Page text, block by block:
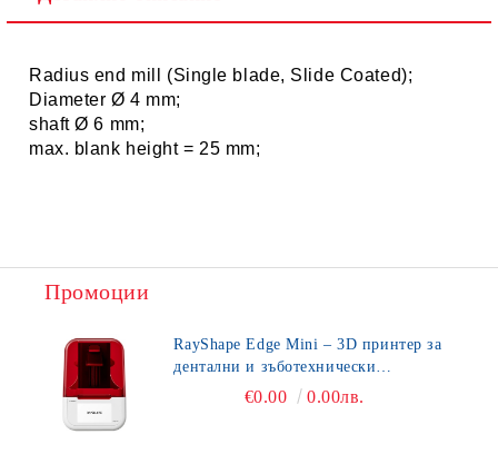
Radius end mill (Single blade, Slide Coated);
Diameter Ø 4 mm;
shaft Ø 6 mm;
max. blank height = 25 mm;
Промоции
RayShape Edge Mini – 3D принтер за
дентални и зъботехнически
приложения€0.00 0.00лв.